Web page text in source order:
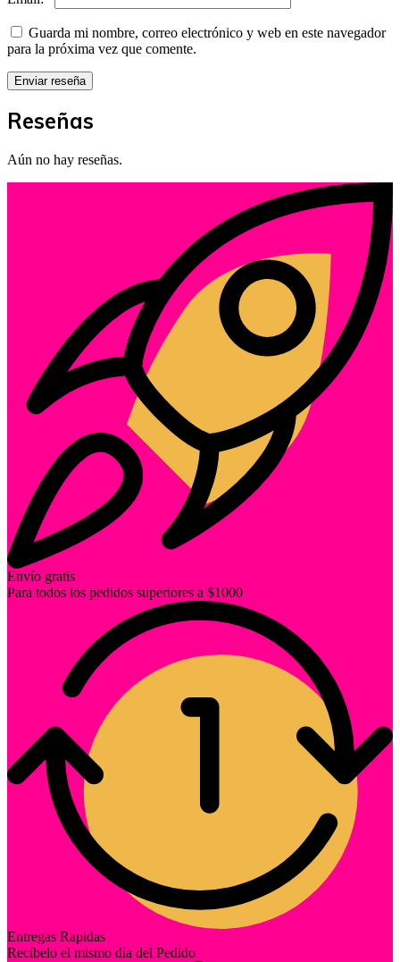
Guarda mi nombre, correo electrónico y web en este navegador
para la próxima vez que comente.
Reseñas
Aún no hay reseñas.
Envío gratis
Para todos los pedidos superiores a $1000
Entregas Rapidas
Recíbelo el mismo día del Pedido